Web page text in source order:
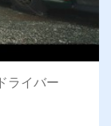
ライバー